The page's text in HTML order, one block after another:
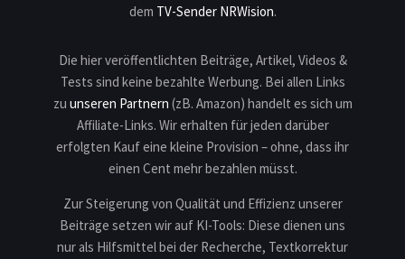
dem TV-Sender NRWision.
Die hier veröffentlichten Beiträge, Artikel, Videos &
Tests sind keine bezahlte Werbung. Bei allen Links
zu unseren Partnern (zB. Amazon) handelt es sich um
Affiliate-Links. Wir erhalten für jeden darüber
erfolgten Kauf eine kleine Provision – ohne, dass ihr
einen Cent mehr bezahlen müsst.
Zur Steigerung von Qualität und Effizienz unserer
Beiträge setzen wir auf KI-Tools: Diese dienen uns
nur als Hilfsmittel bei der Recherche, Textkorrektur